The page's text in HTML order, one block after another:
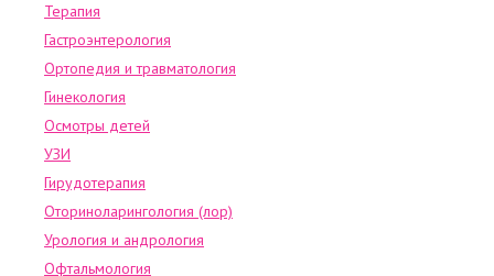
Терапия
Гастроэнтерология
Ортопедия и травматология
Гинекология
Осмотры детей
УЗИ
Гирудотерапия
Оториноларингология (лор)
Урология и андрология
Офтальмология